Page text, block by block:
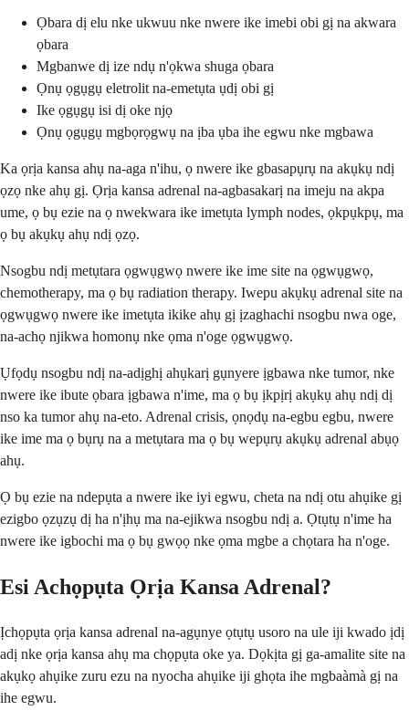
Ọbara dị elu nke ukwuu nke nwere ike imebi obi gị na akwara
ọbara
Mgbanwe dị ize ndụ n'ọkwa shuga ọbara
Ọnụ ọgụgụ eletrolit na-emetụta ụdị obi gị
Ike ọgụgụ isi dị oke njọ
Ọnụ ọgụgụ mgbọrọgwụ na ịba ụba ihe egwu nke mgbawa
Ka ọrịa kansa ahụ na-aga n'ihu, ọ nwere ike gbasapụrụ na akụkụ ndị
ọzọ nke ahụ gị. Ọrịa kansa adrenal na-agbasakarị na imeju na akpa
ume, ọ bụ ezie na ọ nwekwara ike imetụta lymph nodes, ọkpụkpụ, ma
ọ bụ akụkụ ahụ ndị ọzọ.
Nsogbu ndị metụtara ọgwụgwọ nwere ike ime site na ọgwụgwọ,
chemotherapy, ma ọ bụ radiation therapy. Iwepu akụkụ adrenal site na
ọgwụgwọ nwere ike imetụta ikike ahụ gị ịzaghachi nsogbu nwa oge,
na-achọ njikwa homonụ nke ọma n'oge ọgwụgwọ.
Ụfọdụ nsogbu ndị na-adịghị ahụkarị gụnyere ịgbawa nke tumor, nke
nwere ike ibute ọbara ịgbawa n'ime, ma ọ bụ ịkpịrị akụkụ ahụ ndị dị
nso ka tumor ahụ na-eto. Adrenal crisis, ọnọdụ na-egbu egbu, nwere
ike ime ma ọ bụrụ na a metụtara ma ọ bụ wepụrụ akụkụ adrenal abụọ
ahụ.
Ọ bụ ezie na ndepụta a nwere ike iyi egwu, cheta na ndị otu ahụike gị
ezigbo ọzụzụ dị ha n'ịhụ ma na-ejikwa nsogbu ndị a. Ọtụtụ n'ime ha
nwere ike igbochi ma ọ bụ gwọọ nke ọma mgbe a chọtara ha n'oge.
Esi Achọpụta Ọrịa Kansa Adrenal?
Ịchọpụta ọrịa kansa adrenal na-agụnye ọtụtụ usoro na ule iji kwado ịdị
adị nke ọrịa kansa ahụ ma chọpụta oke ya. Dọkịta gị ga-amalite site na
akụkọ ahụike zuru ezu na nyocha ahụike iji ghọta ihe mgbaàmà gị na
ihe egwu.